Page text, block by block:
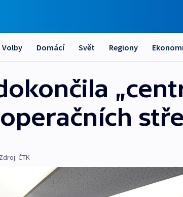
Volby Domácí Svět Regiony
Zdroj: ČTK